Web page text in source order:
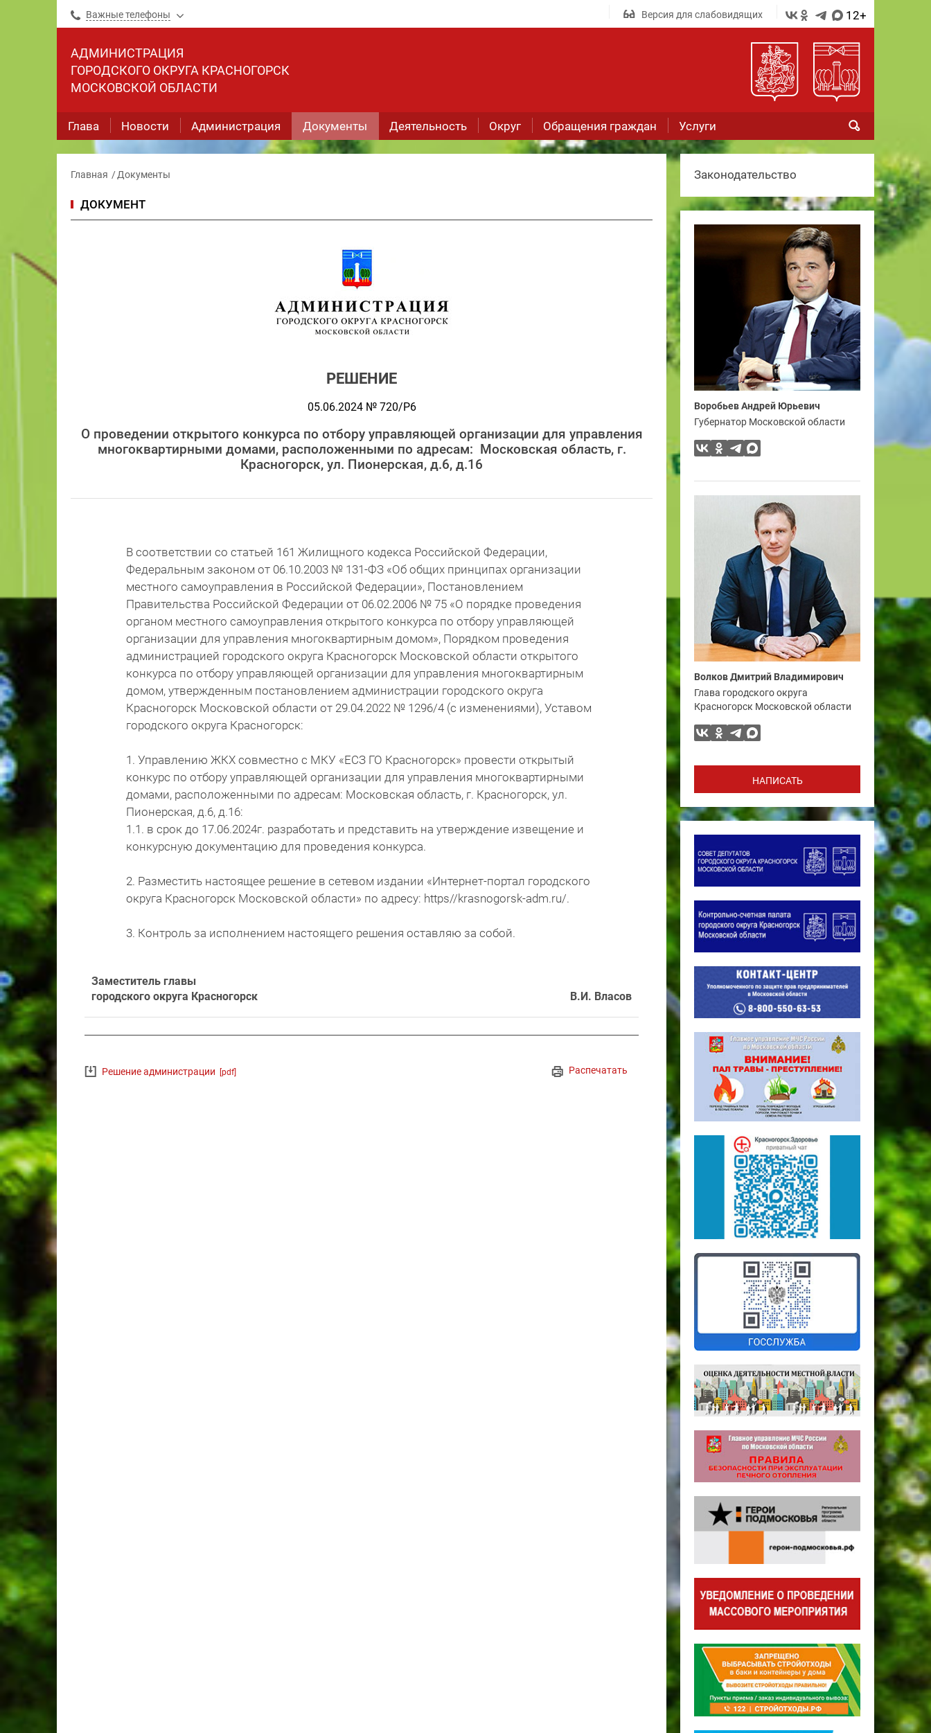
Важные телефоны Версия для слабовидящих 12+
АДМИНИСТРАЦИЯ
ГОРОДСКОГО ОКРУГА КРАСНОГОРСК
МОСКОВСКОЙ ОБЛАСТИ
Глава Новости Администрация Документы Деятельность Округ Обращения граждан Услуги
Главная Документы
ДОКУМЕНТ
РЕШЕНИЕ
05.06.2024 № 720/Р6
О проведении открытого конкурса по отбору управляющей организации для управления
многоквартирными домами, расположенными по адресам: Московская область, г.
Красногорск, ул. Пионерская, д.6, д.16
В соответствии со статьей 161 Жилищного кодекса Российской Федерации,
Федеральным законом от 06.10.2003 № 131-ФЗ «Об общих принципах организации
местного самоуправления в Российской Федерации», Постановлением
Правительства Российской Федерации от 06.02.2006 № 75 «О порядке проведения
органом местного самоуправления открытого конкурса по отбору управляющей
организации для управления многоквартирным домом», Порядком проведения
администрацией городского округа Красногорск Московской области открытого
конкурса по отбору управляющей организации для управления многоквартирным
домом, утвержденным постановлением администрации городского округа
Красногорск Московской области от 29.04.2022 № 1296/4 (с изменениями), Уставом
городского округа Красногорск:
1. Управлению ЖКХ совместно с МКУ «ЕСЗ ГО Красногорск» провести открытый
конкурс по отбору управляющей организации для управления многоквартирными
домами, расположенными по адресам: Московская область, г. Красногорск, ул.
Пионерская, д.6, д.16:
1.1. в срок до 17.06.2024г. разработать и представить на утверждение извещение и
конкурсную документацию для проведения конкурса.
2. Разместить настоящее решение в сетевом издании «Интернет-портал городского
округа Красногорск Московской области» по адресу: https//krasnogorsk-adm.ru/.
3. Контроль за исполнением настоящего решения оставляю за собой.
Заместитель главы
городского округа Красногорск
В.И. Власов
Распечатать
Решение администрации [pdf]
Законодательство
Воробьев Андрей Юрьевич
Губернатор Московской области
Волков Дмитрий Владимирович
Глава городского округа
Красногорск Московской области
НАПИСАТЬ